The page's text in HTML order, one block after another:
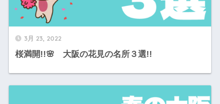
3月 23, 2022
桜満開!!🌸 大阪の花見の名所３選!!